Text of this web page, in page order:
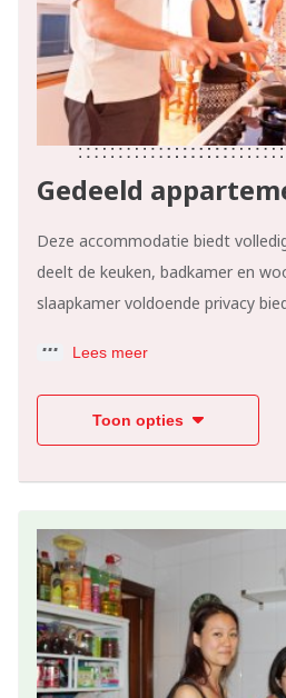
Gedeeld
Deze accommodatie biedt
deelt de keuken, badkamer en
slaapkamer voldoende privacy
Lees meer
Toon opties